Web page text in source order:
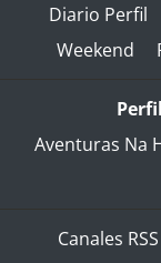
Diario Perfil
Weekend
Aventuras Na
Canales RSS